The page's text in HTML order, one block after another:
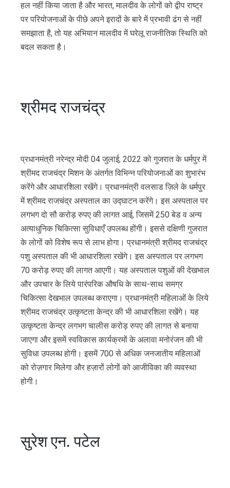
हल नहीं किया जाता है और भारत, मालदीव के लोगों को द्वीप राष्ट्र
पर परियोजनाओं के पीछे अपने इरादों के बारे में प्रभावी ढंग से नहीं
समझाता है, तो यह अभियान मालदीव में घरेलू राजनीतिक स्थिति को
बदल सकता है।
श्रीमद राजचंद्र
प्रधानमंत्री नरेन्द्र मोदी 04 जुलाई, 2022 को गुजरात के धर्मपुर में
श्रीमद राजचंद्र मिशन के अंतर्गत विभिन्न परियोजनाओं का शुभारंभ
करेंगे और आधारशिला रखेंगे। प्रधानमंत्री वलसाड ज़िले के धर्मपुर
में श्रीमद राजचंद्र अस्पताल का उद्घाटन करेंगे। इस अस्पताल पर
लगभग दो सौ करोड़ रुपए की लागत आई, जिसमें 250 बेड व अन्य
अत्याधुनिक चिकित्सा सुविधाएँ उपलब्ध होंगी। इससे दक्षिणी गुजरात
के लोगों को विशेष रूप से लाभ होगा। प्रधानमंत्री श्रीमद राजचंद्र
पशु अस्पताल की भी आधारशिला रखेंगे। इस अस्पताल पर लगभग
70 करोड़ रुपए की लागत आएगी। यह अस्पताल पशुओं की देखभाल
और उपचार के लिये पारंपरिक औषधि के साथ-साथ समग्र
चिकित्सा देखभाल उपलब्ध कराएगा। प्रधानमंत्री महिलाओं के लिये
श्रीमद राजचंद्र उत्कृष्टता केन्द्र की भी आधारशिला रखेंगे। यह
उत्कृष्टता केन्द्र लगभग चालीस करोड़ रुपए की लागत से बनाया
जाएगा और इसमें स्वविकास कार्यक्रमों के अलावा मनोरंजन की भी
सुविधा उपलब्ध होगी। इसमें 700 से अधिक जनजातीय महिलाओं
को रोज़गार मिलेगा और हज़ारों लोगों को आजीविका की व्यवस्था
होगी।
सुरेश एन. पटेल